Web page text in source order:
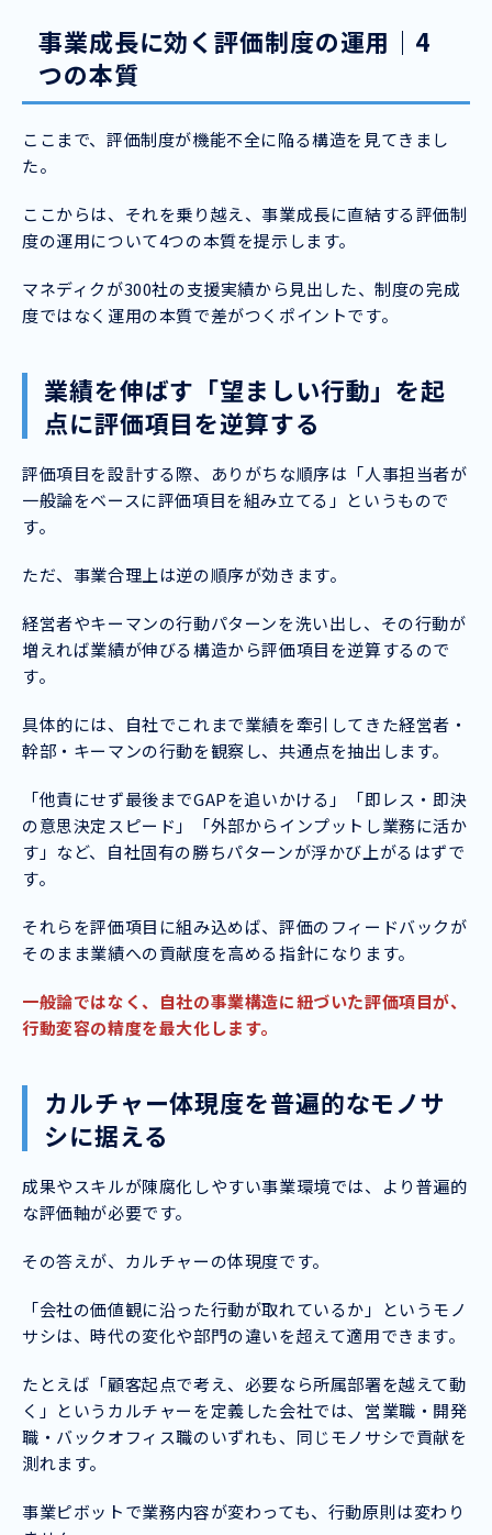
事業成長に効く評価制度の運用｜4
つの本質
ここまで、評価制度が機能不全に陥る構造を見てきまし
た。
ここからは、それを乗り越え、事業成長に直結する評価制
度の運用について4つの本質を提示します。
マネディクが300社の支援実績から見出した、制度の完成
度ではなく運用の本質で差がつくポイントです。
業績を伸ばす「望ましい行動」を起
点に評価項目を逆算する
評価項目を設計する際、ありがちな順序は「人事担当者が
一般論をベースに評価項目を組み立てる」というもので
す。
ただ、事業合理上は逆の順序が効きます。
経営者やキーマンの行動パターンを洗い出し、その行動が
増えれば業績が伸びる構造から評価項目を逆算するので
す。
具体的には、自社でこれまで業績を牽引してきた経営者・
幹部・キーマンの行動を観察し、共通点を抽出します。
「他責にせず最後までGAPを追いかける」「即レス・即決
の意思決定スピード」「外部からインプットし業務に活か
す」など、自社固有の勝ちパターンが浮かび上がるはずで
す。
それらを評価項目に組み込めば、評価のフィードバックが
そのまま業績への貢献度を高める指針になります。
一般論ではなく、自社の事業構造に紐づいた評価項目が、
行動変容の精度を最大化します。
カルチャー体現度を普遍的なモノサ
シに据える
成果やスキルが陳腐化しやすい事業環境では、より普遍的
な評価軸が必要です。
その答えが、カルチャーの体現度です。
「会社の価値観に沿った行動が取れているか」というモノ
サシは、時代の変化や部門の違いを超えて適用できます。
たとえば「顧客起点で考え、必要なら所属部署を越えて動
く」というカルチャーを定義した会社では、営業職・開発
職・バックオフィス職のいずれも、同じモノサシで貢献を
測れます。
事業ピボットで業務内容が変わっても、行動原則は変わり